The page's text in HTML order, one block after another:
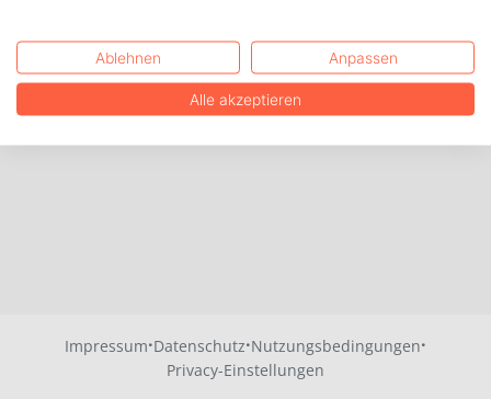
Impressum·Datenschutz·Nutzungsbedingungen·
Privacy-Einstellungen
Ablehnen Anpassen
Alle akzeptieren